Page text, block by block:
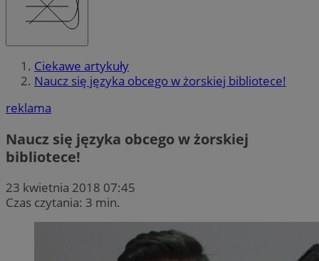
Ciekawe artykuły
Naucz się języka obcego w żorskiej bibliotece!
reklama
Naucz się języka obcego w żorskiej
bibliotece!
23 kwietnia 2018 07:45
Czas czytania: 3 min.